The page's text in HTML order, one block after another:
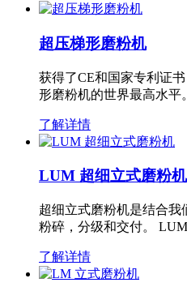
超压梯形磨粉机
获得了CE和国家专利证
形磨粉机的世界最高水
了解详情
LUM 超细立式磨粉机
超细立式磨粉机是结合
粉碎，分级和交付。
了解详情